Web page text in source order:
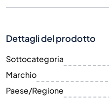
Dettagli del prodotto
Sottocategoria
Marchio
Paese/Regione